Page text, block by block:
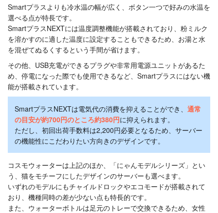
Smartプラスよりも冷水温の幅が広く、ボタン一つで好みの水温を
選べる点が特長です。
SmartプラスNEXTには温度調整機能が搭載されており、粉ミルク
を溶かすのに適した温度に設定することもできるため、お湯と水
を混ぜてぬるくするという手間が省けます。
その他、USB充電ができるプラグや非常用電源ユニットがあるた
め、停電になった際でも使用できるなど、Smartプラスにはない機
能が搭載されています。
SmartプラスNEXTは電気代の消費を抑えることができ、 通常
の目安が約700円のところ約380円に抑えられます。
ただし、初回出荷手数料は2,200円必要となるため、サーバー
の機能性にこだわりたい方向きのデザインです。
コスモウォーターは上記のほか、「にゃんモデルシリーズ」とい
う、猫をモチーフにしたデザインのサーバーも選べます。
いずれのモデルにもチャイルドロックやエコモードが搭載されて
おり、機種同時の差が少ない点も特長的です。
また、ウォーターボトルは足元のトレーで交換できるため、女性